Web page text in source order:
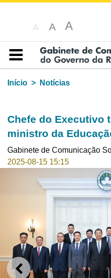
A A A
Índice
Início
Notícias
Chefe do Executivo
ministro da
Gabinete de Comunicação
2025-08-15 15:15
ANTERIOR